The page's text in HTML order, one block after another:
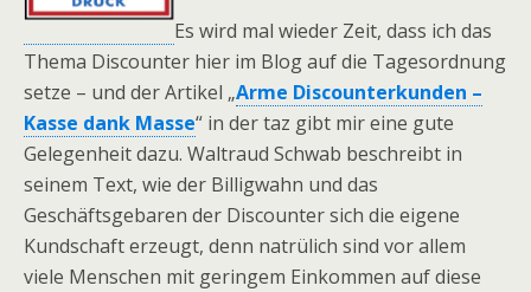
Es wird mal wieder Zeit, dass ich das
Thema Discounter hier im Blog auf die Tagesordnung
setze – und der Artikel „Arme Discounterkunden –
Kasse dank Masse“ in der taz gibt mir eine gute
Gelegenheit dazu. Waltraud Schwab beschreibt in
seinem Text, wie der Billigwahn und das
Geschäftsgebaren der Discounter sich die eigene
Kundschaft erzeugt, denn natrülich sind vor allem
viele Menschen mit geringem Einkommen auf diese